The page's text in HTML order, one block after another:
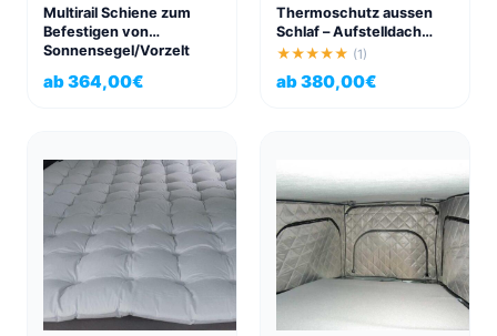
Multirail Schiene zum
Befestigen von
Sonnensegel/Vorzelt
VWT4/T5/T6 rechts
ab364,00€
Thermoschutz aussen
Schlaf – Aufstelldach
Ford Nugget Custom
★★★★★ (1)
ab380,00€